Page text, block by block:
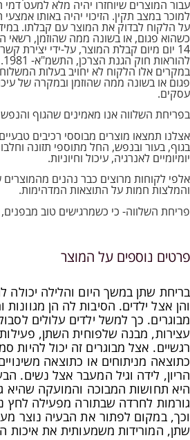
עבור המוצרים שיוחזרו יהיה מלא למעט
למוכר במצב תקין. הזיכוי יהיה באותו
על הלקוח לבדוק את המוצר עם קבלתו.
כשהוא פגום, או בשונה ממה שהוזמן,
14 יום מיום קבלת המוצר, על-ידי יצירת
להוראות חוק הגנת הצרכן, התשמ"א- 1981.
במקרים אלו הלקוח לא יחויב בעלות
עסקים.
בפריחת השלווה אנו מאמינים שהגוף
אצלנו תמצאו מוצרים מבוססי רכיבים
בגוף, בעור ובנפש, החל מתוספי תזונה
יומיומיים לאנרגיה, עיכול וחיוניות.
אלפי לקוחות מרוצים כבר נהנים מהמוצרים
והמלצות חמות על התוצאות המדהימות.
פריחת השלווה- כי כשמרגישים טוב
פרטים נוספים על המוצר
בריחת שתן במשך היום והלילה יכולה
והן אצל ילדים. הסיבות לה הן מגוונות
מבוגרים. כך למשל ילדים עלולים
עצירות, מבנה שלפוחית השתן,
רגשיים. אצל מבוגרים זה יכול להיות
כתוצאה מניתוחים או כתוצאה משינויים
הריון, לידה וגיל המעבר אצל נשים.
היא תחושות המבוכה והמועקה שהיא
גורמות לחרדה שבתורה מפעילה לחץ
וכך, במקום לפתור את הבעיה נוצר
שתן, המורידות משמעותית את איכות